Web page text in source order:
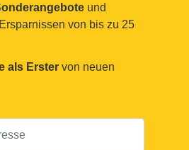
und
von bis zu 25
als Erster von neuen